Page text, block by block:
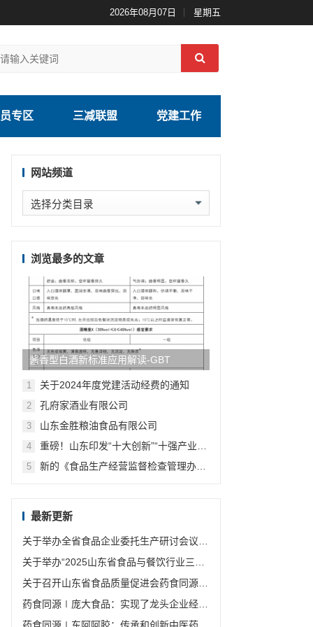
2026年08月07日 星期五
专区 三减联盟 党建工作
网站频道
网
站
道
浏览最多的文章
酱香型白酒新标准应用解读-GBT
10781.4-2024《白酒质量要求 第4部
分：酱香型白酒》主要变化浅析
1 关于2024年度党建活动经费的通知
2 孔府家酒业有限公司
3 山东金胜粮油食品有限公司
4
重磅！山东印发“十大创新”“十强产业”
“十大扩需求”2022年行动计划
5
新的《食品生产经营监督检查管理办
最新更新
关于举办全省食品企业委托生产研讨会议的
通知
关于举办“2025山东省食品与餐饮行业三减
联盟年会暨标准培训班”的通知
关于召开山东省食品质量促进会药食同源分
会和食品安全分会第一次会员大会暨一届一
次理事会议的通知
药食同源∣庞大食品：实现了龙头企业经济
发展的农业产业链